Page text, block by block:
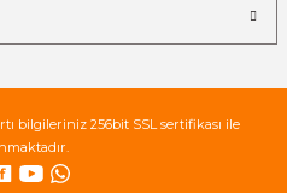
bilgileriniz 256bit SSL sertifikası ile